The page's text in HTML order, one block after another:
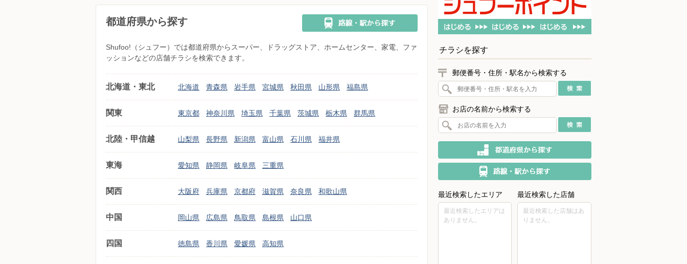
都道府県から探す
Shufoo!（シュフー）では都道府県からスーパー、ドラッグストア、ホームセンター、家電、ファ
ッションなどの店舗チラシを検索できます。
北海道・東北 北海道 青森県 岩手県 宮城県 秋田県 山形県 福島県
関東 東京都 神奈川県 埼玉県 千葉県 茨城県 栃木県 群馬県
北陸・甲信越 山梨県 長野県 新潟県 富山県 石川県 福井県
東海 愛知県 静岡県 岐阜県 三重県
関西 大阪府 兵庫県 京都府 滋賀県 奈良県 和歌山県
中国 岡山県 広島県 鳥取県 島根県 山口県
四国 徳島県 香川県 愛媛県 高知県
チラシを探す
郵便番号・住所・駅名から検索する
お店の名前から検索する
最近検索したエリア
最近検索したエリアは
ありません。
最近検索した店舗
最近検索した店舗はあ
りません。